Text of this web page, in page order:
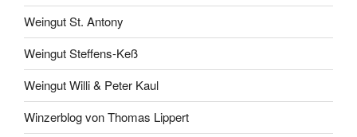
Weingut St. Antony
Weingut Steffens-Keß
Weingut Willi & Peter Kaul
Winzerblog von Thomas Lippert